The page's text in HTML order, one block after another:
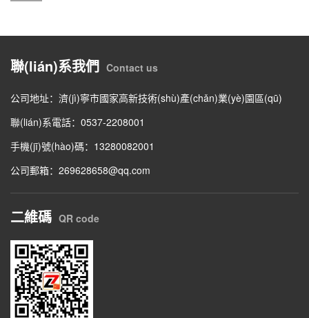
聯(lián)系我們 Contact us
公司地址：濟(jì)寧市國家高新技術(shù)產(chǎn)業(yè)園區(qū)
聯(lián)系電話：0537-2208001
手機(jī)號(hào)碼：13280082001
公司郵箱：269628658@qq.com
二維碼 QR code